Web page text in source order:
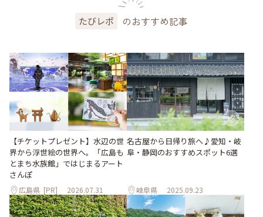
たびレポ のおすすめ記事
【チケットプレゼント】水辺の世
界から浮世絵の世界へ。「広島も
とまち水族館」ではじまるアート
さんぽ
広島県 [PR] 2026.07.31
名古屋から日帰り旅へ♪愛知・岐
阜・静岡のおすすめスポット6選
岐阜県 2025.09.23